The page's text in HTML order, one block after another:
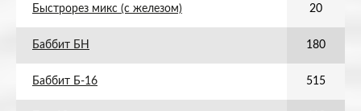
Быстрорез микс (с железом) 20
Баббит БН 180
Баббит Б-16 515